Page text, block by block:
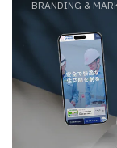
BRANDING &